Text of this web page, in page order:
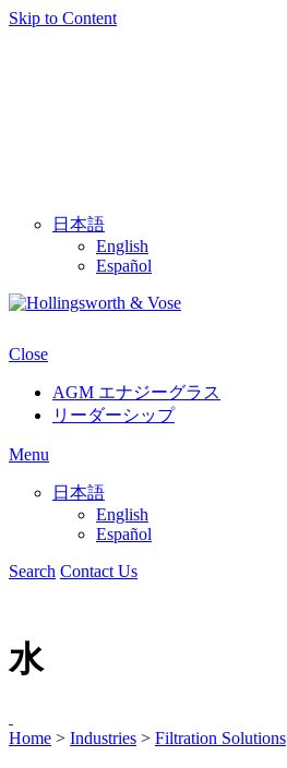
Skip to Content
日本語
English
Español
Close
AGM エナジーグラス
リーダーシップ
Menu
日本語
English
Español
Search Contact Us
水
Home > Industries > Filtration Solutions